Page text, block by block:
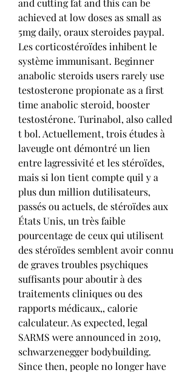
and cutting fat and this can be
achieved at low doses as small as
5mg daily, oraux steroides paypal.
Les corticostéroïdes inhibent le
système immunisant. Beginner
anabolic steroids users rarely use
testosterone propionate as a first
time anabolic steroid, booster
testostérone. Turinabol, also called
t bol. Actuellement, trois études à
laveugle ont démontré un lien
entre lagressivité et les stéroïdes,
mais si lon tient compte quil y a
plus dun million dutilisateurs,
passés ou actuels, de stéroïdes aux
États Unis, un très faible
pourcentage de ceux qui utilisent
des stéroïdes semblent avoir connu
de graves troubles psychiques
suffisants pour aboutir à des
traitements cliniques ou des
rapports médicaux,, calorie
calculateur. As expected, legal
SARMS were announced in 2019,
schwarzenegger bodybuilding.
Since then, people no longer have